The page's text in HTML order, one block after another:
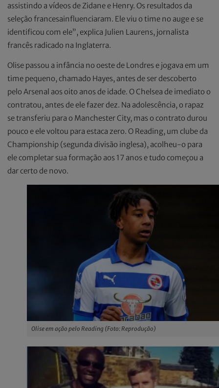
assistindo a vídeos de Zidane e Henry. Os resultados da
seleção francesainfluenciaram. Ele viu o time no auge e se
identificou com ele”, explica Julien Laurens, jornalista
francês radicado na Inglaterra.
Olise passou a infância no oeste de Londres e jogava em um
time pequeno, chamado Hayes, antes de ser descoberto
pelo Arsenal aos oito anos de idade. O Chelsea de imediato o
contratou, antes de ele fazer dez. Na adolescência, o rapaz
se transferiu para o Manchester City, mas o contrato durou
pouco e ele voltou para estaca zero. O Reading, um clube da
Championship (segunda divisão inglesa), acolheu-o para
ele completar sua formação aos 17 anos e tudo começou a
dar certo de novo.
Olise em ação pelo Reading (Foto: Reprodução)